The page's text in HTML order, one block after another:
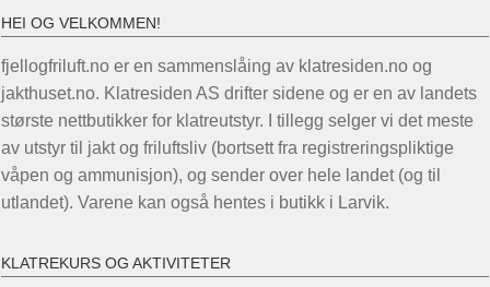
HEI OG VELKOMMEN!
fjellogfriluft.no er en sammenslåing av klatresiden.no og
jakthuset.no. Klatresiden AS drifter sidene og er en av landets
største nettbutikker for klatreutstyr. I tillegg selger vi det meste
av utstyr til jakt og friluftsliv (bortsett fra registreringspliktige
våpen og ammunisjon), og sender over hele landet (og til
utlandet). Varene kan også hentes i butikk i Larvik.
KLATREKURS OG AKTIVITETER